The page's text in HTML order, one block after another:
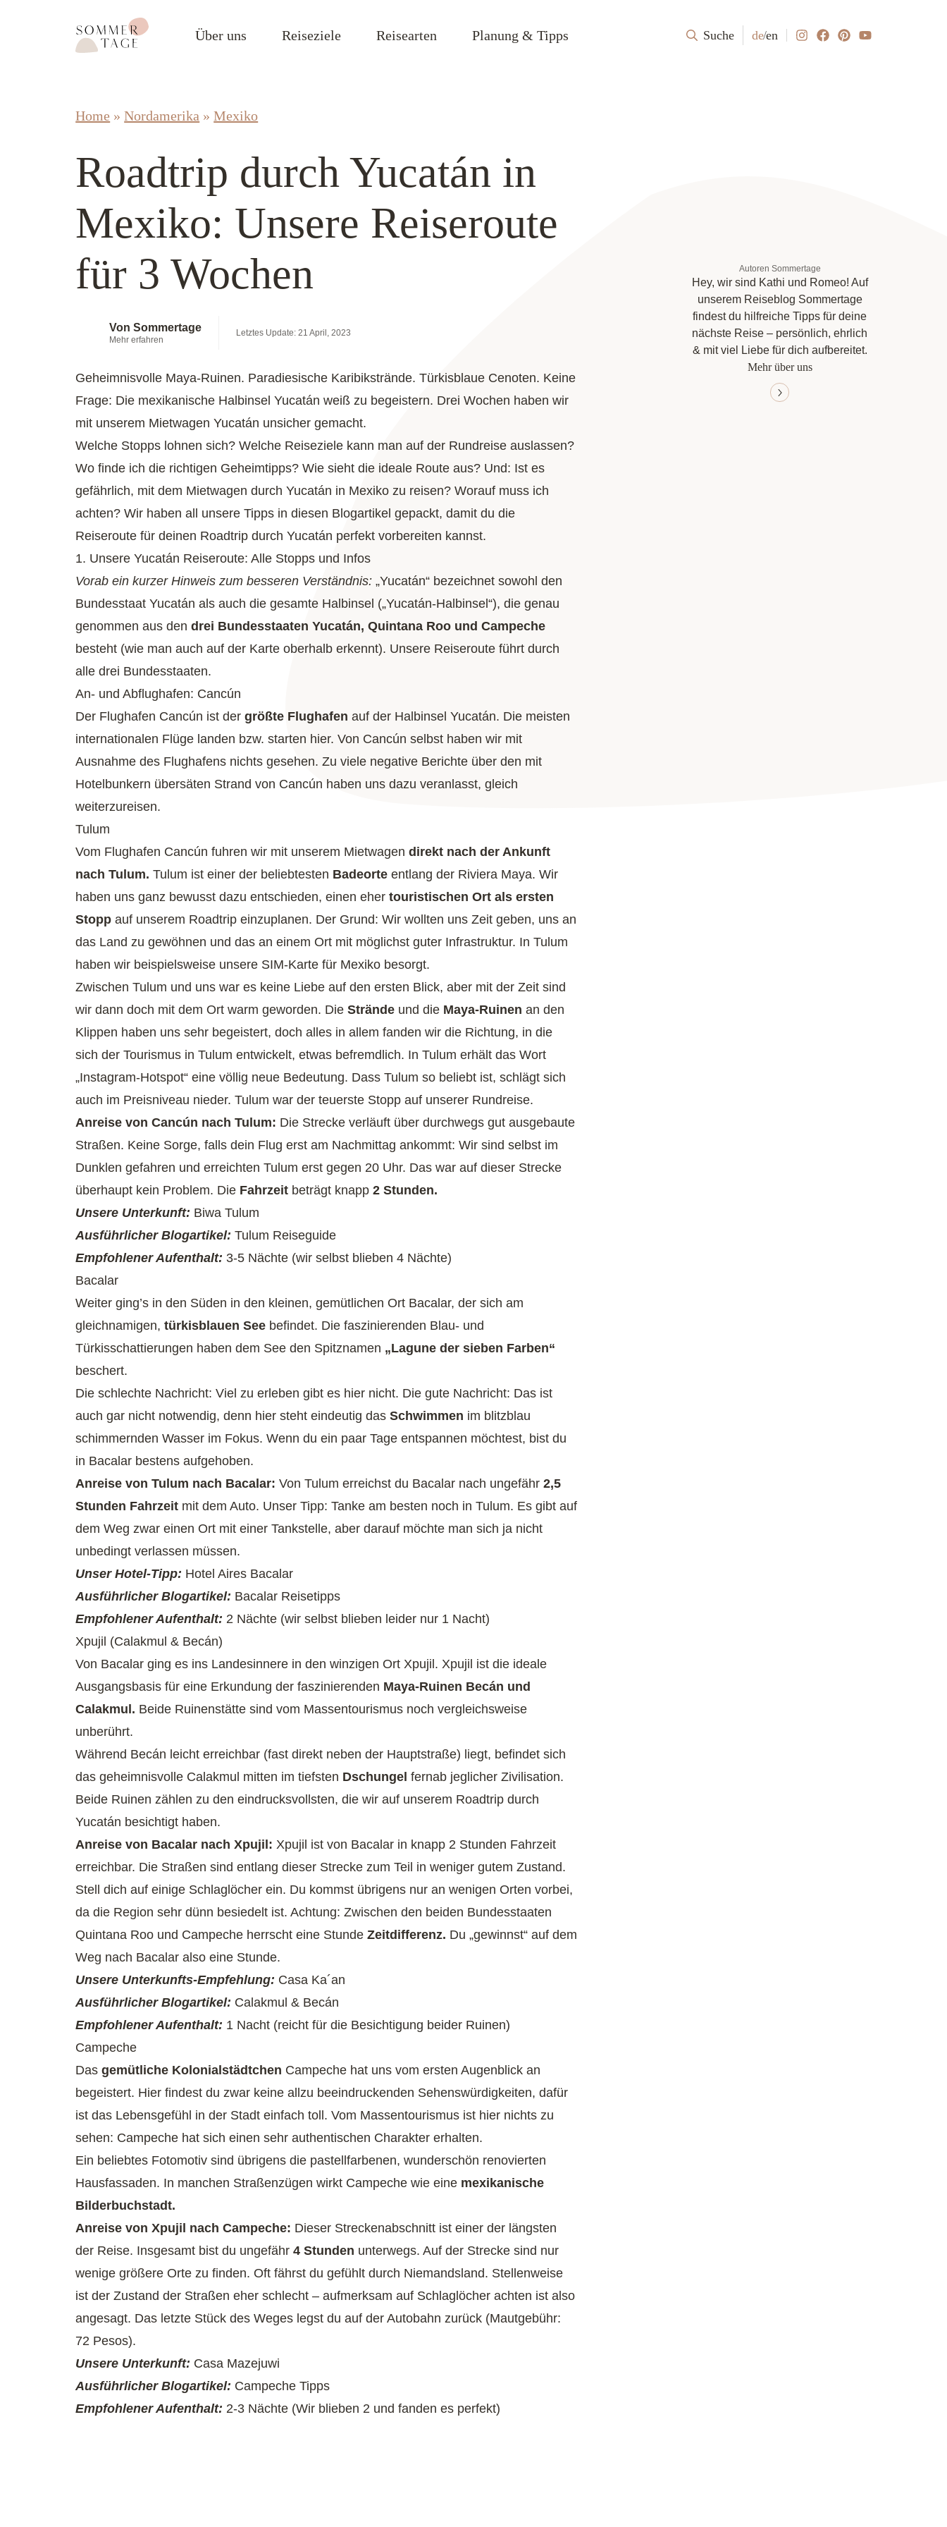
Sommertage - Der Reiseblog aus Österreich
Über uns Reiseziele Reisearten Planung & Tipps Suche de/en
Home »Nordamerika »Mexiko
Roadtrip durch Yucatán in
Mexiko: Unsere Reiseroute
für 3 Wochen
Von Sommertage
Mehr erfahren
Letztes Update: 21 April, 2023
Geheimnisvolle Maya-Ruinen. Paradiesische Karibikstrände. Türkisblaue Cenoten. Keine
Frage: Die mexikanische Halbinsel Yucatán weiß zu begeistern. Drei Wochen haben wir
mit unserem Mietwagen Yucatán unsicher gemacht.
Welche Stopps lohnen sich? Welche Reiseziele kann man auf der Rundreise auslassen?
Wo finde ich die richtigen Geheimtipps? Wie sieht die ideale Route aus? Und: Ist es
gefährlich, mit dem Mietwagen durch Yucatán in Mexiko zu reisen? Worauf muss ich
achten? Wir haben all unsere Tipps in diesen Blogartikel gepackt, damit du die
Reiseroute für deinen Roadtrip durch Yucatán perfekt vorbereiten kannst.
1. Unsere Yucatán Reiseroute: Alle Stopps und Infos
Vorab ein kurzer Hinweis zum besseren Verständnis: „Yucatán“ bezeichnet sowohl den
Bundesstaat Yucatán als auch die gesamte Halbinsel („Yucatán-Halbinsel“), die genau
genommen aus dendrei Bundesstaaten Yucatán, Quintana Roo und Campeche
besteht (wie man auch auf der Karte oberhalb erkennt). Unsere Reiseroute führt durch
alle drei Bundesstaaten.
An- und Abflughafen: Cancún
Der Flughafen Cancún ist dergrößte Flughafen auf der Halbinsel Yucatán. Die meisten
internationalen Flüge landen bzw. starten hier. Von Cancún selbst haben wir mit
Ausnahme des Flughafens nichts gesehen. Zu viele negative Berichte über den mit
Hotelbunkern übersäten Strand von Cancún haben uns dazu veranlasst, gleich
weiterzureisen.
Tulum
Vom Flughafen Cancún fuhren wir mit unserem Mietwagendirekt nach der Ankunft
nach Tulum. Tulum ist einer der beliebtesten Badeorte entlang der Riviera Maya. Wir
haben uns ganz bewusst dazu entschieden, einen ehertouristischen Ort als ersten
Stopp auf unserem Roadtrip einzuplanen. Der Grund: Wir wollten uns Zeit geben, uns an
das Land zu gewöhnen und das an einem Ort mit möglichst guter Infrastruktur. In Tulum
haben wir beispielsweise unsere SIM-Karte für Mexiko besorgt.
Zwischen Tulum und uns war es keine Liebe auf den ersten Blick, aber mit der Zeit sind
wir dann doch mit dem Ort warm geworden. DieStrände und die Maya-Ruinen an den
Klippen haben uns sehr begeistert, doch alles in allem fanden wir die Richtung, in die
sich der Tourismus in Tulum entwickelt, etwas befremdlich. In Tulum erhält das Wort
„Instagram-Hotspot“ eine völlig neue Bedeutung. Dass Tulum so beliebt ist, schlägt sich
auch im Preisniveau nieder. Tulum war der teuerste Stopp auf unserer Rundreise.
Anreise von Cancún nach Tulum: Die Strecke verläuft über durchwegs gut ausgebaute
Straßen. Keine Sorge, falls dein Flug erst am Nachmittag ankommt: Wir sind selbst im
Dunklen gefahren und erreichten Tulum erst gegen 20 Uhr. Das war auf dieser Strecke
überhaupt kein Problem. Die Fahrzeit beträgt knapp2 Stunden.
Unsere Unterkunft: Biwa Tulum
Ausführlicher Blogartikel: Tulum Reiseguide
Empfohlener Aufenthalt: 3-5 Nächte (wir selbst blieben 4 Nächte)
Bacalar
Weiter ging’s in den Süden in den kleinen, gemütlichen Ort Bacalar, der sich am
gleichnamigen,türkisblauen See befindet. Die faszinierenden Blau- und
Türkisschattierungen haben dem See den Spitznamen „Lagune der sieben Farben“
beschert.
Die schlechte Nachricht: Viel zu erleben gibt es hier nicht. Die gute Nachricht: Das ist
auch gar nicht notwendig, denn hier steht eindeutig dasSchwimmen im blitzblau
schimmernden Wasser im Fokus. Wenn du ein paar Tage entspannen möchtest, bist du
in Bacalar bestens aufgehoben.
Anreise von Tulum nach Bacalar: Von Tulum erreichst du Bacalar nach ungefähr2,5
Stunden Fahrzeit mit dem Auto. Unser Tipp: Tanke am besten noch in Tulum. Es gibt auf
dem Weg zwar einen Ort mit einer Tankstelle, aber darauf möchte man sich ja nicht
unbedingt verlassen müssen.
Unser Hotel-Tipp: Hotel Aires Bacalar
Ausführlicher Blogartikel: Bacalar Reisetipps
Empfohlener Aufenthalt: 2 Nächte (wir selbst blieben leider nur 1 Nacht)
Xpujil (Calakmul & Becán)
Von Bacalar ging es ins Landesinnere in den winzigen Ort Xpujil. Xpujil ist die ideale
Ausgangsbasis für eine Erkundung der faszinierenden Maya-Ruinen Becán und
Calakmul. Beide Ruinenstätte sind vom Massentourismus noch vergleichsweise
unberührt.
Während Becán leicht erreichbar (fast direkt neben der Hauptstraße) liegt, befindet sich
das geheimnisvolle Calakmul mitten im tiefsten Dschungel fernab jeglicher Zivilisation.
Beide Ruinen zählen zu den eindrucksvollsten, die wir auf unserem Roadtrip durch
Yucatán besichtigt haben.
Anreise von Bacalar nach Xpujil:Xpujil ist von Bacalar in knapp 2 Stunden Fahrzeit
erreichbar. Die Straßen sind entlang dieser Strecke zum Teil in weniger gutem Zustand.
Stell dich auf einige Schlaglöcher ein. Du kommst übrigens nur an wenigen Orten vorbei,
da die Region sehr dünn besiedelt ist. Achtung: Zwischen den beiden Bundesstaaten
Quintana Roo und Campeche herrscht eine StundeZeitdifferenz. Du „gewinnst“ auf dem
Weg nach Bacalar also eine Stunde.
Unsere Unterkunfts-Empfehlung: Casa Ka´an
Ausführlicher Blogartikel: Calakmul & Becán
Empfohlener Aufenthalt: 1 Nacht (reicht für die Besichtigung beider Ruinen)
Campeche
Dasgemütliche Kolonialstädtchen Campeche hat uns vom ersten Augenblick an
begeistert. Hier findest du zwar keine allzu beeindruckenden Sehenswürdigkeiten, dafür
ist das Lebensgefühl in der Stadt einfach toll. Vom Massentourismus ist hier nichts zu
sehen: Campeche hat sich einen sehr authentischen Charakter erhalten.
Ein beliebtes Fotomotiv sind übrigens die pastellfarbenen, wunderschön renovierten
Hausfassaden. In manchen Straßenzügen wirkt Campeche wie eine mexikanische
Bilderbuchstadt.
Anreise von Xpujil nach Campeche: Dieser Streckenabschnitt ist einer der längsten
der Reise. Insgesamt bist du ungefähr4 Stunden unterwegs. Auf der Strecke sind nur
wenige größere Orte zu finden. Oft fährst du gefühlt durch Niemandsland. Stellenweise
ist der Zustand der Straßen eher schlecht – aufmerksam auf Schlaglöcher achten ist also
angesagt. Das letzte Stück des Weges legst du auf der Autobahn zurück (Mautgebühr:
72 Pesos).
Unsere Unterkunft: Casa Mazejuwi
Ausführlicher Blogartikel: Campeche Tipps
Empfohlener Aufenthalt: 2-3 Nächte (Wir blieben 2 und fanden es perfekt)
Autoren Sommertage
Hey, wir sind Kathi und Romeo! Auf
unserem Reiseblog Sommertage
findest du hilfreiche Tipps für deine
nächste Reise – persönlich, ehrlich
& mit viel Liebe für dich aufbereitet.
Mehr über uns